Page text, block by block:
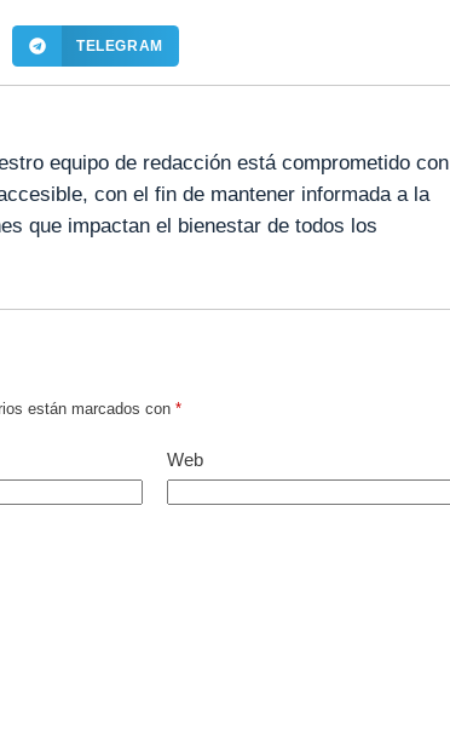
TELEGRAM
equipo de redacción está comprometido con
con el fin de mantener informada a la
que impactan el bienestar de todos los
están marcados con*
Web